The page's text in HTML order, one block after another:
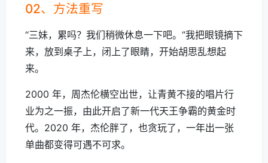
02、方法重写
“三妹，累吗？我们稍微休息一下吧。”我把眼镜摘下
来，放到桌子上，闭上了眼睛，开始胡思乱想起
来。
2000 年，周杰伦横空出世，让青黄不接的唱片行
业为之一振，由此开启了新一代天王争霸的黄金时
代。2020 年，杰伦胖了，也贪玩了，一年出一张
单曲都变得可遇不可求。